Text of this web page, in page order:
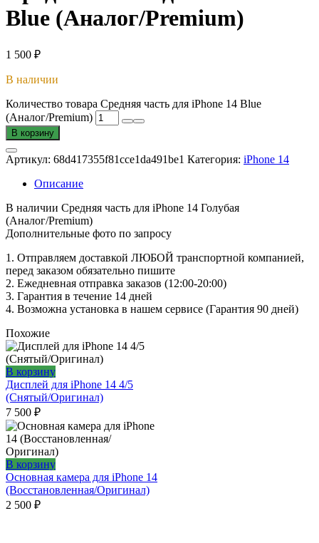
Blue (Аналог/Premium)
1 500 ₽
В наличии
Количество товара Средняя часть для iPhone 14 Blue
(Аналог/Premium)
В корзину
Артикул: 68d417355f81cce1da491be1 Категория: iPhone 14
Описание
В наличии Средняя часть для iPhone 14 Голубая
(Аналог/Premium)
Дополнительные фото по запросу
1. Oтпpавляем доставкой ЛЮБОЙ транспортной компанией,
перед заказом обязательно пишите
2. Ежедневная отправка заказов (12:00-20:00)
3. Гарантия в течение 14 дней
4. Возможна установка в нашем сервисе (Гарантия 90 дней)
Похожие
В корзину
Дисплей для iPhone 14 4/5
(Снятый/Оригинал)
7 500 ₽
В корзину
Основная камера для iPhone 14
(Восстановленная/Оригинал)
2 500 ₽